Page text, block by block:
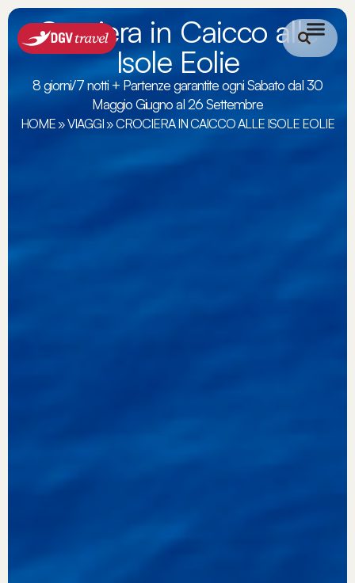
Crociera in Caicco alle
Isole Eolie
8 giorni/7 notti + Partenze garantite ogni Sabato dal 30
Maggio Giugno al 26 Settembre
HOME »VIAGGI »CROCIERA IN CAICCO ALLE ISOLE EOLIE